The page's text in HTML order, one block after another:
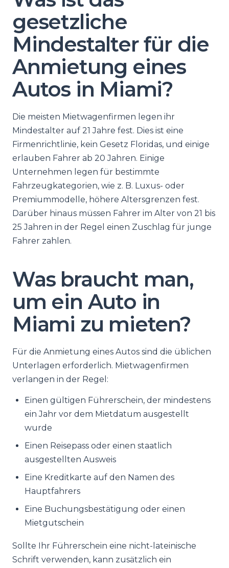
gesetzliche
Mindestalter für die
Anmietung eines
Autos in Miami?
Die meisten Mietwagenfirmen legen ihr
Mindestalter auf 21 Jahre fest. Dies ist eine
Firmenrichtlinie, kein Gesetz Floridas, und einige
erlauben Fahrer ab 20 Jahren. Einige
Unternehmen legen für bestimmte
Fahrzeugkategorien, wie z. B. Luxus- oder
Premiummodelle, höhere Altersgrenzen fest.
Darüber hinaus müssen Fahrer im Alter von 21 bis
25 Jahren in der Regel einen Zuschlag für junge
Fahrer zahlen.
Was braucht man,
um ein Auto in
Miami zu mieten?
Für die Anmietung eines Autos sind die üblichen
Unterlagen erforderlich. Mietwagenfirmen
verlangen in der Regel:
Einen gültigen Führerschein, der mindestens
ein Jahr vor dem Mietdatum ausgestellt
wurde
Einen Reisepass oder einen staatlich
ausgestellten Ausweis
Eine Kreditkarte auf den Namen des
Hauptfahrers
Eine Buchungsbestätigung oder einen
Mietgutschein
Sollte Ihr Führerschein eine nicht-lateinische
Schrift verwenden, kann zusätzlich ein